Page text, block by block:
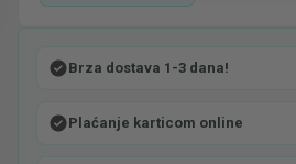
Brza dostava 1-3 dana!
Plaćanje karticom online